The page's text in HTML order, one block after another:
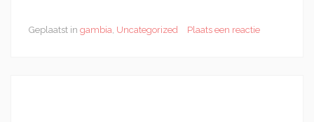
Geplaatst in gambia Uncategorized Plaats een reactie